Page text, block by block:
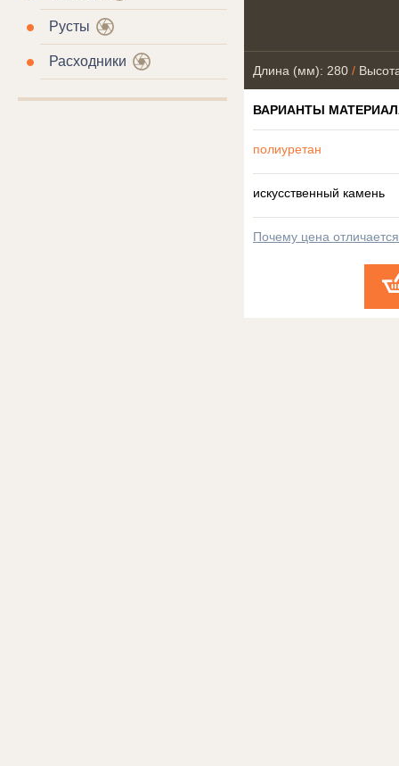
Русты
Расходники
Длина (мм): 280/
ВАРИАНТЫ
полиуретан
искусственный камень
Почему цена